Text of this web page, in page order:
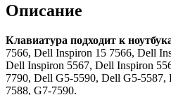
Описание
Клавиатура подходит к
7566, Dell Inspiron 15 7566, Dell
Dell Inspiron 5567, Dell Inspiron
7790, Dell G5-5590, Dell G5-5587,
7588, G7-7590.